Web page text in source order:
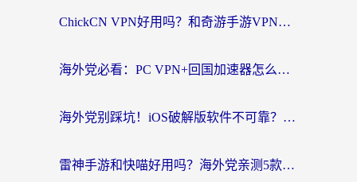
ChickCN VPN好用吗？和奇游手游VPN对比哪个回国效果更好？海外党亲测实用指南
海外党必看：PC VPN+回国加速器怎么选？无缝访问国内资源全攻略
海外党别踩坑！iOS破解版软件不可靠？教你选对回国加速器无缝看国内资源
雷神手游和快喵好用吗？海外党亲测5款回国加速器，附斧牛Bling对比+微信视频号解决办法